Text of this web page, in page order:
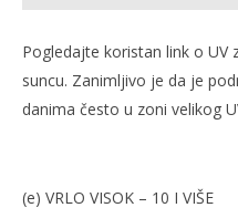
Zvizdan i neionizirajuće
Pogledajte koristan link o UV
suncu. Zanimljivo je da je
danima često u zoni velikog
(e) VRLO VISOK – 10 I VIŠE